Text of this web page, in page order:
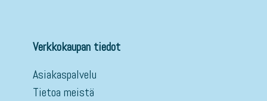
Verkkokaupan tiedot
Asiakaspalvelu
Tietoa meistä